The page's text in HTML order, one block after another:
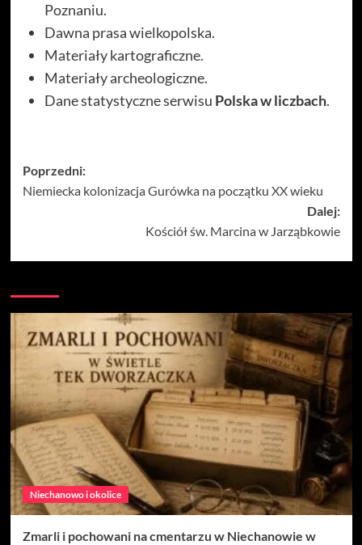
Poznaniu.
Dawna prasa wielkopolska.
Materiały kartograficzne.
Materiały archeologiczne.
Dane statystyczne serwisu Polska w liczbach.
Zobacz
wpisy
Poprzedni:
Niemiecka kolonizacja Gurówka na początku XX wieku
Dalej:
Kościół św. Marcina w Jarząbkowie
Niechanowo i okolice
Zmarli i pochowani na cmentarzu w Niechanowie w